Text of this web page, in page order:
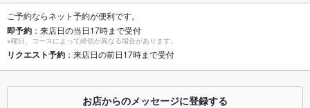
個室 なし ：お問い合わせください
座敷 なし ：お問い合わせください
掘りごたつ なし ：お問い合わせください
なし ：お問い合わせください
ご予約ならネット予約が便利です。
即予約 ：来店日の当日17時まで受付
※曜日、コースによって締切が異なる場合があります。
リクエスト予約 ：来店日の前日17時まで受付
お店からのメッセージに登録する